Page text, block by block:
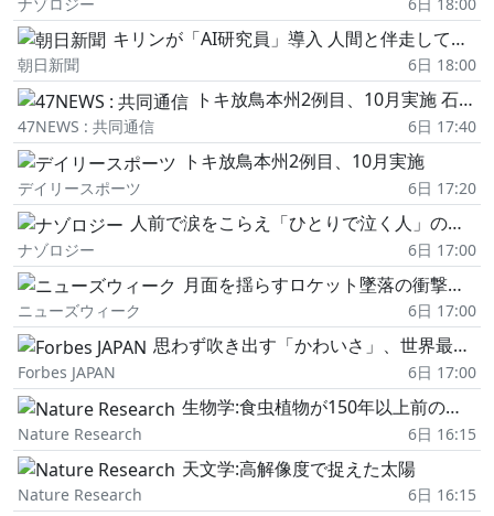
キリンが「AI研究員」導入 人間と伴走して「発想の創造性高める」
朝日新聞 6日 18:00
トキ放鳥本州2例目、10月実施 石川・中能登、繁殖目指す
47NEWS : 共同通信 6日 17:40
トキ放鳥本州2例目、10月実施
デイリースポーツ 6日 17:20
人前で涙をこらえ「ひとりで泣く人」の性格特性が明らかに
ナゾロジー 6日 17:00
月面を揺らすロケット墜落の衝撃…スペースXは「月震」を発生させた?
ニューズウィーク 6日 17:00
思わず吹き出す「かわいさ」、世界最高のペット写真賞2026入選作品
Forbes JAPAN 6日 17:00
生物学:食虫植物が150年以上前のダーウィンの予測を支持
Nature Research 6日 16:15
天文学:高解像度で捉えた太陽
Nature Research 6日 16:15